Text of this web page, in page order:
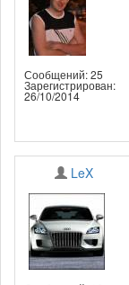
Сообщений: 25
Зарегистрирован:
26/10/2014
LeX